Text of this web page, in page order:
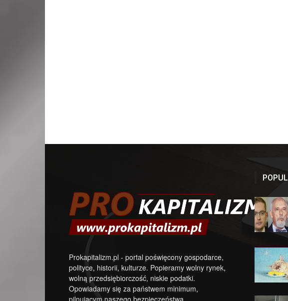
Prokapitalizm.pl - portal poświęcony gospodarce,
polityce, historii, kulturze. Popieramy wolny rynek,
wolną przedsiębiorczość, niskie podatki.
Opowiadamy się za państwem minimum,